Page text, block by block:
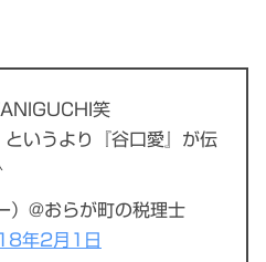
笑
いうより『谷口愛』が伝
@おらが町の税理士
年2月1日